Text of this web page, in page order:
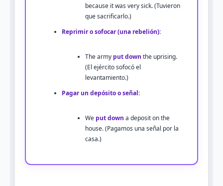
because it was very sick. (Tuvieron
que sacrificarlo.)
Reprimir o sofocar (una rebelión):
The army put down the uprising.
(El ejército sofocó el
levantamiento.)
Pagar un depósito o señal:
We put down a deposit on the
house. (Pagamos una señal por la
casa.)